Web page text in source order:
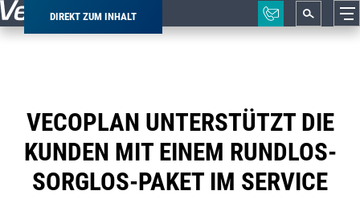
DIREKT ZUM INHALT
Pfadnavigation
VECOPLAN UNTERSTÜTZT DIE
KUNDEN MIT EINEM RUNDLOS-
SORGLOS-PAKET IM SERVICE